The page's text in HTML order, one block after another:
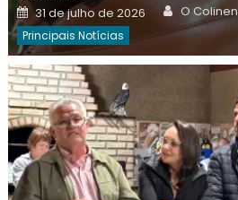
Posted
on
31 de julho de 2026 Author
O
Principais Notícias